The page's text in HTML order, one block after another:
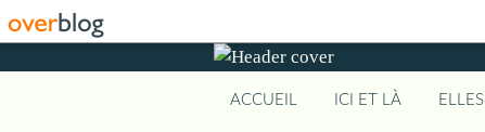
ACCUEIL ICI ET LÀ ELLES